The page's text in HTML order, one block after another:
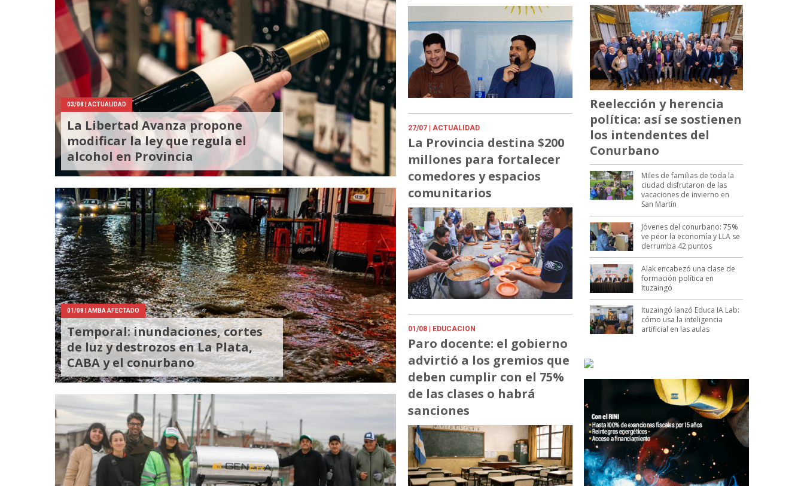
03/08 | ACTUALIDAD
La Libertad Avanza propone
modificar la ley que regula el
alcohol en Provincia
01/08 | AMBA AFECTADO
Temporal: inundaciones, cortes
de luz y destrozos en La Plata,
CABA y el conurbano
27/07| ACTUALIDAD
La Provincia destina $200
millones para fortalecer
comedores y espacios
comunitarios
01/08| EDUCACION
Paro docente: el gobierno
advirtió a los gremios que
deben cumplir con el 75%
de las clases o habrá
sanciones
Reelección y herencia
política: así se sostienen
los intendentes del
Conurbano
Miles de familias de toda la
ciudad disfrutaron de las
vacaciones de invierno en
San Martín
Jóvenes del conurbano: 75%
ve peor la economía y LLA se
derrumba 42 puntos
Alak encabezó una clase de
formación política en
Ituzaingó
Ituzaingó lanzó Educa IA Lab:
cómo usa la inteligencia
artificial en las aulas